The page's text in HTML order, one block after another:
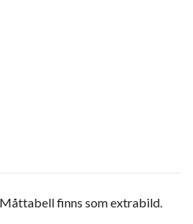
finns som extrabild.